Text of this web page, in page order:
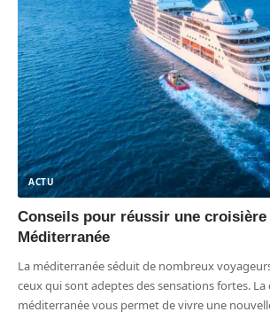
ACTU
Conseils pour réussir une croisière
Méditerranée
La méditerranée séduit de nombreux
ceux qui sont adeptes des sensations fortes. La
méditerranée vous permet de vivre une